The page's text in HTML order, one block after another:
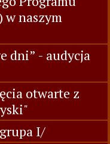
w naszym
dni” - audycja
otwarte z
I/